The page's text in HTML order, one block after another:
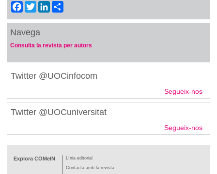
Facebook
TwitterLinkedIn
Navega
Consulta la revista per autors
Twitter @UOCinfocom
Segueix-nos
Twitter @UOCuniversitat
Segueix-nos
Explora COMeIN
Línia editorial
Contacta amb la revista